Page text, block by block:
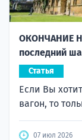
ОКОНЧАНИЕ
последний
Статья
Если Вы
вагон, то
07 июл 2026